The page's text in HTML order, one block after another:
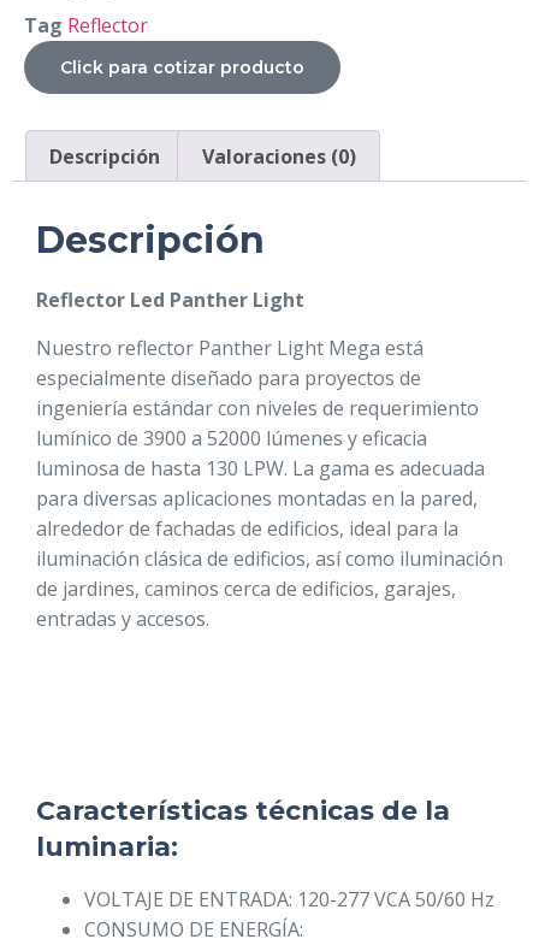
Tag Reflector
Click para cotizar producto
Descripción Valoraciones (0)
Descripción
Reflector Led Panther Light
Nuestro reflector Panther Light Mega está
especialmente diseñado para proyectos de
ingeniería estándar con niveles de requerimiento
lumínico de 3900 a 52000 lúmenes y eficacia
luminosa de hasta 130 LPW. La gama es adecuada
para diversas aplicaciones montadas en la pared,
alrededor de fachadas de edificios, ideal para la
iluminación clásica de edificios, así como iluminación
de jardines, caminos cerca de edificios, garajes,
entradas y accesos.
Características técnicas de la
luminaria:
VOLTAJE DE ENTRADA: 120-277 VCA 50/60 Hz
CONSUMO DE ENERGÍA: